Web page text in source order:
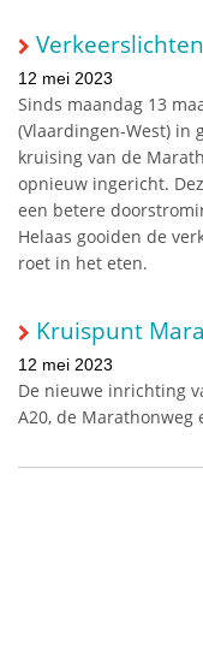
12 mei 2023
Sinds maandag 13
(Vlaardingen-West) in
kruising van de
opnieuw ingericht.
een betere
Helaas gooiden de
roet in het eten.
Kruispunt
12 mei 2023
De nieuwe inrichting
A20, de Marathonweg